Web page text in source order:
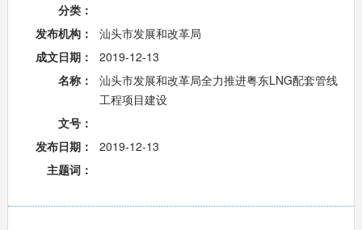
分类：
发布机构：
汕头市发展和改革局
成文日期：
2019-12-13
名称：
汕头市发展和改革局全力推进粤东LNG配套管线
工程项目建设
文号：
发布日期：
2019-12-13
主题词：